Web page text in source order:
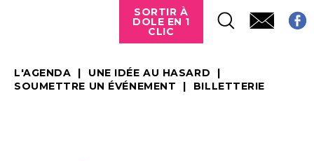
SORTIR À
DOLE EN 1
CLIC
L'AGENDA
UNE IDÉE AU HASARD
SOUMETTRE UN ÉVÉNEMENT
BILLETTERIE